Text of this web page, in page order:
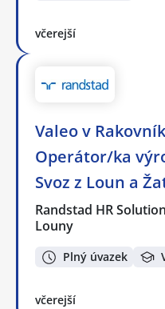
včerejší
Valeo v
Operátor/ka
Svoz z Loun a
Randstad HR
Louny
Plný úvazek
včerejší